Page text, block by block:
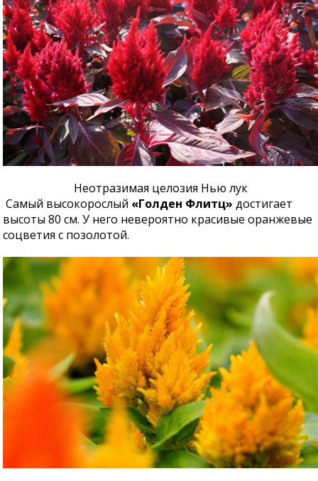
Неотразимая целозия Нью лук
Самый высокорослый «Голден Флитц» достигает
высоты 80 см. У него невероятно красивые оранжевые
соцветия с позолотой.